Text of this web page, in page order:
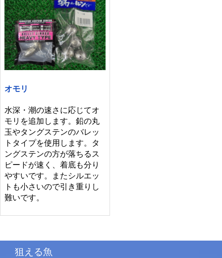
オモリ
水深・潮の速さに応じてオ
モリを追加します。鉛の丸
玉やタングステンのバレッ
トタイプを使用します。タ
ングステンの方が落ちるス
ピードが速く、着底も分り
やすいです。またシルエッ
トも小さいので引き重りし
難いです。
狙える魚